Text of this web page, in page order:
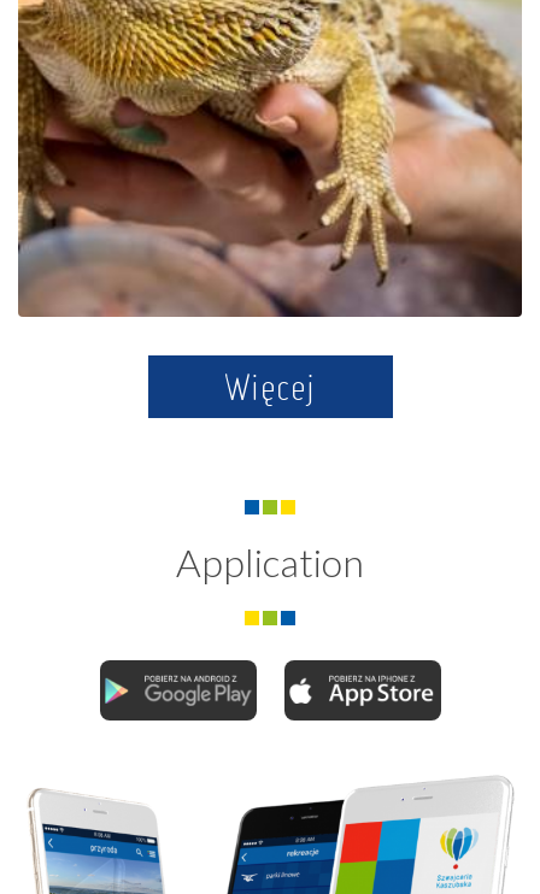
Educational Park Exotic
Zoo Kaszuby in Tuchlino
Więcej
Application